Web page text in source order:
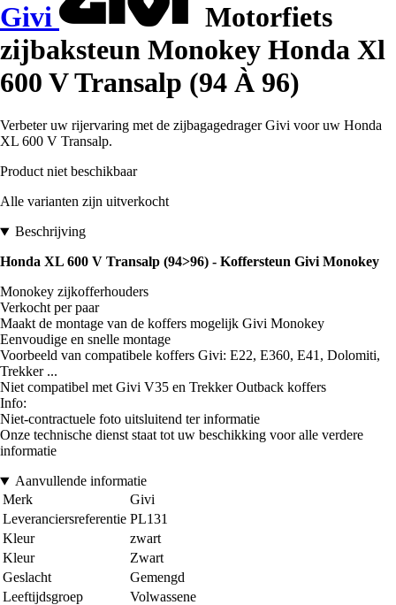
Givi
Motorfiets
zijbaksteun Monokey Honda Xl
600 V Transalp (94 À 96)
Verbeter uw rijervaring met de zijbagagedrager Givi voor uw Honda
XL 600 V Transalp.
Product niet beschikbaar
Alle varianten zijn uitverkocht
Beschrijving
Honda XL 600 V Transalp (94>96) - Koffersteun Givi Monokey
Monokey zijkofferhouders
Verkocht per paar
Maakt de montage van de koffers mogelijk Givi Monokey
Eenvoudige en snelle montage
Voorbeeld van compatibele koffers Givi: E22, E360, E41, Dolomiti,
Trekker ...
Niet compatibel met Givi V35 en Trekker Outback koffers
Info:
Niet-contractuele foto uitsluitend ter informatie
Onze technische dienst staat tot uw beschikking voor alle verdere
informatie
Aanvullende informatie
Merk
Givi
Leveranciersreferentie PL131
Kleur
zwart
Kleur
Zwart
Geslacht
Gemengd
Leeftijdsgroep
Volwassene